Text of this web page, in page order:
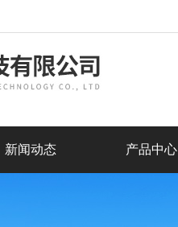
新闻动态 产品中心